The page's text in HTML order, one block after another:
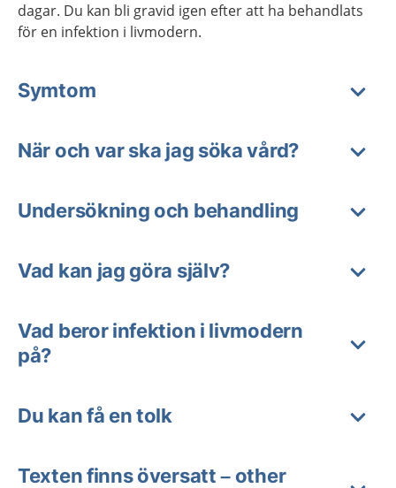
dagar. Du kan bli gravid igen efter att ha behandlats
för en infektion i livmodern.
Symtom
När och var ska jag söka vård?
Undersökning och behandling
Vad kan jag göra själv?
Vad beror infektion i livmodern
på?
Du kan få en tolk
Texten finns översatt – other